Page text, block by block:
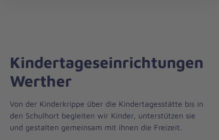
Kindertageseinrichtungen
Werther
Von der Kinderkrippe über die Kindertagesstätte bis in
den Schulhort begleiten wir Kinder, unterstützen sie
und gestalten gemeinsam mit ihnen die Freizeit.